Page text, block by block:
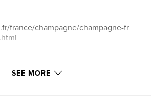
france/champagne/champagne-fr
Details
SEE MORE